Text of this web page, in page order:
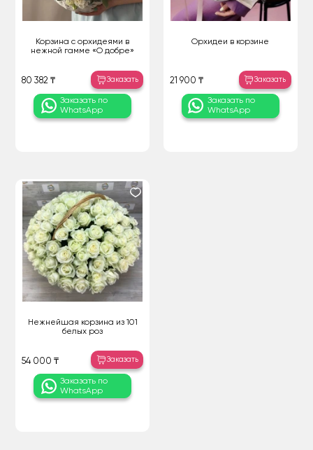
Корзина с орхидеями в
нежной гамме «О добре»
80 382 ₸ Заказать
Заказать по
WhatsApp
Орхидеи в корзине
21 900 ₸ Заказать
Заказать по
WhatsApp
Нежнейшая корзина из 101
белых роз
54 000 ₸ Заказать
Заказать по
WhatsApp